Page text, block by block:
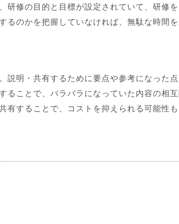
研修の目的と目標が設定されていて、研修
のかを把握していなければ、無駄な時間を
説明・共有するために要点や参考になった
ることで、バラバラになっていた内容の相
することで、コストを抑えられる可能性も